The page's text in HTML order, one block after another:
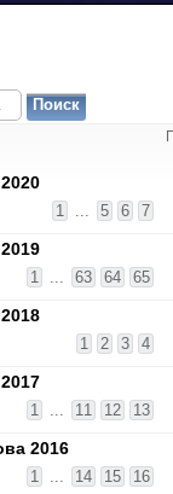
1 ... 5 6 7
1 ... 63 64 65
1 2 3 4
1 ... 11 12 13
2016
1 ... 14 15 16